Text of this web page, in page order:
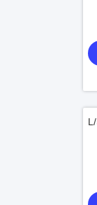
مجموعة مفصل المقاومة والموثوقية/L